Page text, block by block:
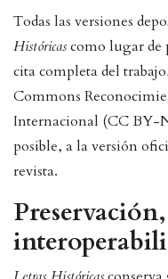
Todas las versiones
Históricascomo lugar de
cita completa del
Commons
Internacional (CC BY-
posible, a la versión
revista.